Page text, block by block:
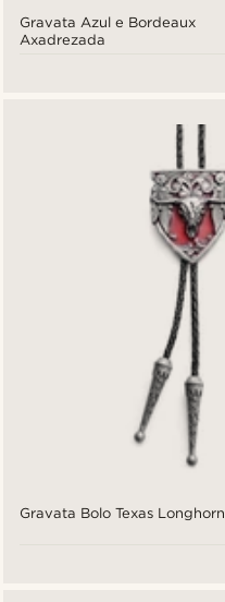
Gravata Azul e Bordeaux
Axadrezada
Gravata Bolo Texas Longhorn